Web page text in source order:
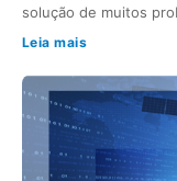
solução de muitos
Leia mais